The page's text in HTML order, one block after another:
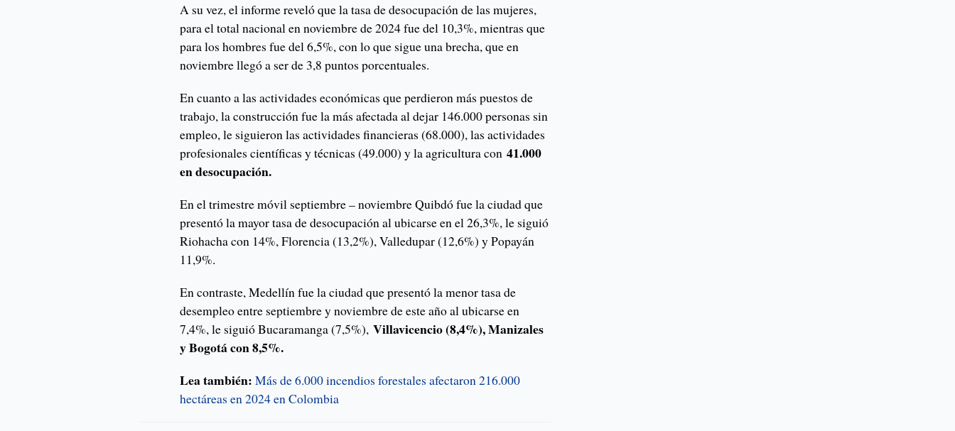
A su vez, el informe reveló que la tasa de desocupación de las mujeres,
para el total nacional en noviembre de 2024 fue del 10,3%, mientras que
para los hombres fue del 6,5%, con lo que sigue una brecha, que en
noviembre llegó a ser de 3,8 puntos porcentuales.
En cuanto a las actividades económicas que perdieron más puestos de
trabajo, la construcción fue la más afectada al dejar 146.000 personas sin
empleo, le siguieron las actividades financieras (68.000), las actividades
profesionales científicas y técnicas (49.000) y la agricultura con41.000
en desocupación.
En el trimestre móvil septiembre – noviembre Quibdó fue la ciudad que
presentó la mayor tasa de desocupación al ubicarse en el 26,3%, le siguió
Riohacha con 14%, Florencia (13,2%), Valledupar (12,6%) y Popayán
11,9%.
En contraste, Medellín fue la ciudad que presentó la menor tasa de
desempleo entre septiembre y noviembre de este año al ubicarse en
7,4%, le siguió Bucaramanga (7,5%),Villavicencio (8,4%), Manizales
y Bogotá con 8,5%.
Lea también: Más de 6.000 incendios forestales afectaron 216.000
hectáreas en 2024 en Colombia